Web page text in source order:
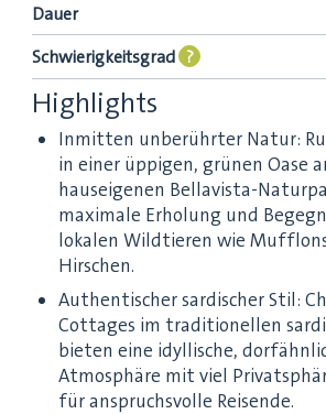
Dauer
Schwierigkeitsgrad ?
Highlights
Inmitten unberührter Natur:
in einer üppigen, grünen Oase
hauseigenen Bellavista-
maximale Erholung und
lokalen Wildtieren wie
Hirschen.
Authentischer sardischer Stil:
Cottages im traditionellen
bieten eine idyllische,
Atmosphäre mit viel
für anspruchsvolle Reisende.